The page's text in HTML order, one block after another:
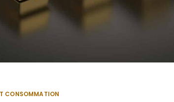
CONSOMMATION